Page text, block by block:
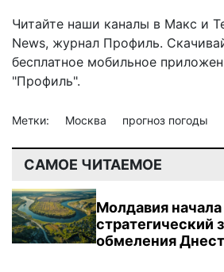
Читайте наши каналы в Макс и
News, журнал Профиль.
бесплатное мобильное
"Профиль".
Метки: Москва прогноз погоды
САМОЕ ЧИТАЕМОЕ
Молдавия
стратегический
обмеления